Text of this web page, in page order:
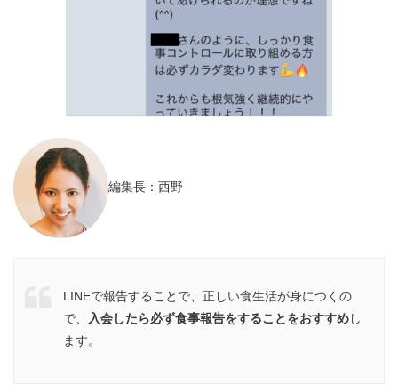
編集長：西野
LINEで報告することで、正しい食生活が身につくの
で、
入会したら必ず食事報告をすることをおすすめし
ます。